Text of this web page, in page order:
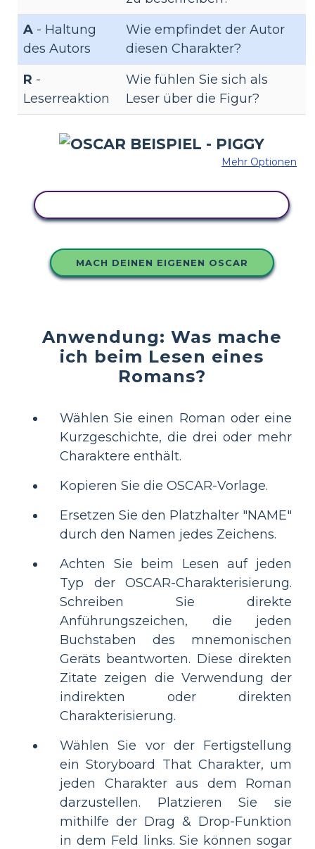
A - Haltung
des Autors
Wie empfindet der Autor
diesen Charakter?
R -
Leserreaktion
Wie fühlen Sie sich als
Leser über die Figur?
Mehr Optionen
MACH DEINEN EIGENEN OSCAR
Anwendung: Was mache
ich beim Lesen eines
Romans?
Wählen Sie einen Roman oder eine
Kurzgeschichte, die drei oder mehr
Charaktere enthält.
Kopieren Sie die OSCAR-Vorlage.
Ersetzen Sie den Platzhalter "NAME"
durch den Namen jedes Zeichens.
Achten Sie beim Lesen auf jeden
Typ der OSCAR-Charakterisierung.
Schreiben Sie direkte
Anführungszeichen, die jeden
Buchstaben des mnemonischen
Geräts beantworten. Diese direkten
Zitate zeigen die Verwendung der
indirekten oder direkten
Charakterisierung.
Wählen Sie vor der Fertigstellung
ein Storyboard That Charakter, um
jeden Charakter aus dem Roman
darzustellen. Platzieren Sie sie
mithilfe der Drag & Drop-Funktion
in dem Feld links. Sie können sogar